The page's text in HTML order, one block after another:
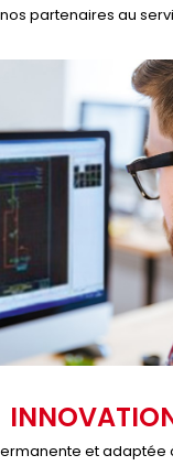
partenaires au
et adaptée